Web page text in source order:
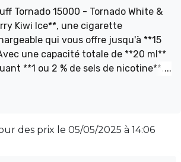
Tornado 15000 - Tornado White &
Kiwi Ice**, une cigarette
qui vous offre jusqu'à **15
une capacité totale de **20 ml**
**1 ou 2 % de sels de nicotine**
une expérience de vape
**réservoir de 14 ml** se remplit
elle se recharge via un port
des prix le 05/05/2025 à 14:06